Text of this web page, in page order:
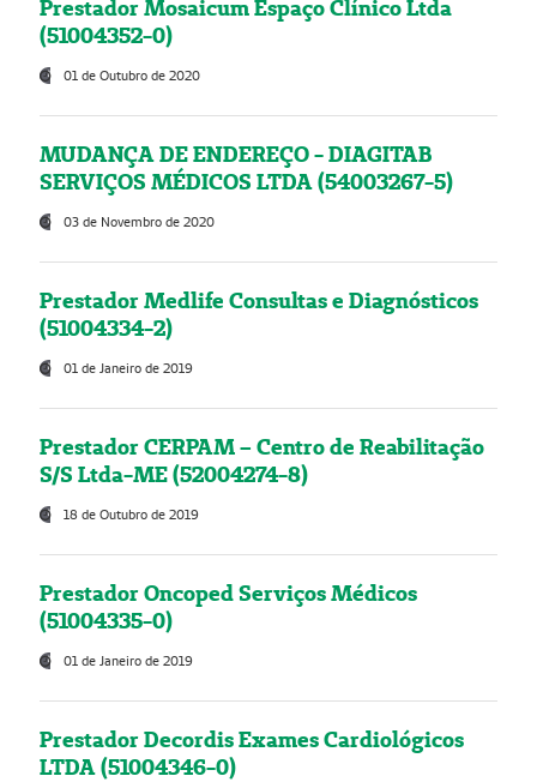
Prestador Mosaicum Espaço Clínico Ltda
(51004352-0)
01 de Outubro de 2020
MUDANÇA DE ENDEREÇO - DIAGITAB
SERVIÇOS MÉDICOS LTDA (54003267-5)
03 de Novembro de 2020
Prestador Medlife Consultas e Diagnósticos
(51004334-2)
01 de Janeiro de 2019
Prestador CERPAM – Centro de Reabilitação
S/S Ltda-ME (52004274-8)
18 de Outubro de 2019
Prestador Oncoped Serviços Médicos
(51004335-0)
01 de Janeiro de 2019
Prestador Decordis Exames Cardiológicos
LTDA (51004346-0)